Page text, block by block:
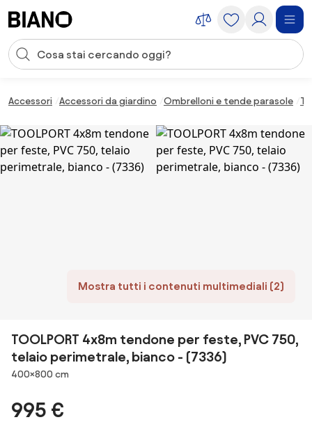
Input della ricerca
Accessori Accessori da giardino Ombrelloni e tende parasole
Mostra tutti i contenuti multimediali (2)
TOOLPORT 4x8m tendone per feste, PVC 750,
telaio perimetrale, bianco - (7336)
Dimensioni
400×800 cm
995 €